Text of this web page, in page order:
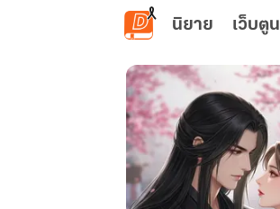
ข้ามไปยังเนื้อหาหลัก
นิยาย เว็บตูน